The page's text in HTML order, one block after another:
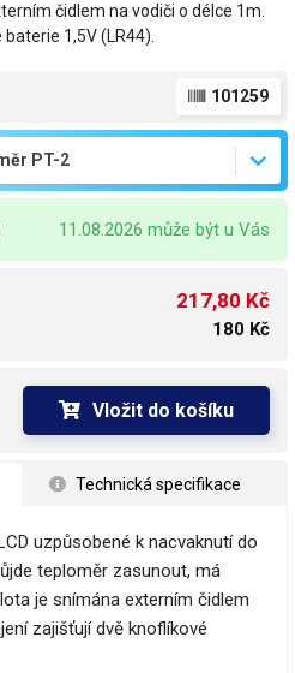
čidlem na vodiči o délce 1m.
1,5V (LR44).
101259
11.08.2026 může být u Vás
217,80 Kč
180 Kč
Vložit do košíku
Technická specifikace
uzpůsobené k nacvaknutí do
teploměr zasunout, má
je snímána externím čidlem
zajišťují dvě knoflíkové